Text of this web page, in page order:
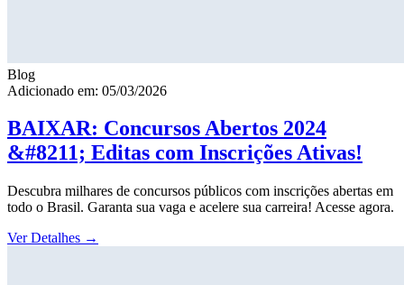
Blog
Adicionado em: 05/03/2026
BAIXAR: Concursos Abertos 2024
&#8211; Editas com Inscrições Ativas!
Descubra milhares de concursos públicos com inscrições abertas em
todo o Brasil. Garanta sua vaga e acelere sua carreira! Acesse agora.
Ver Detalhes →